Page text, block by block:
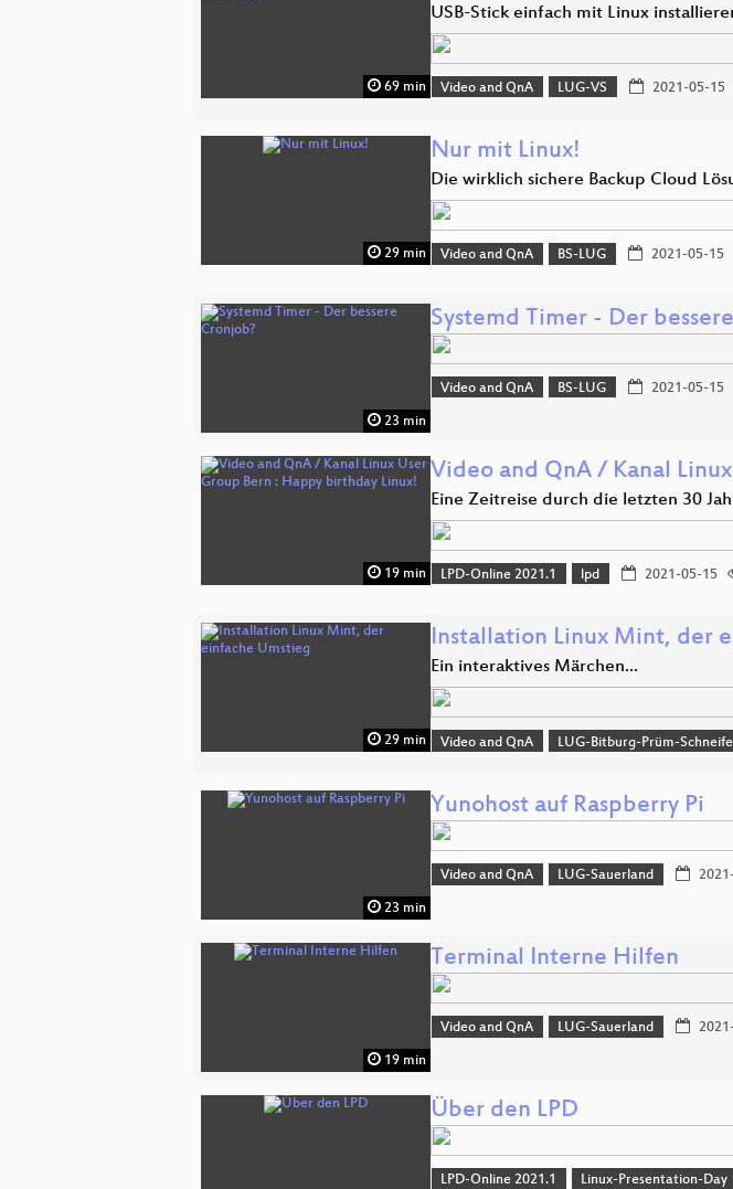
69 min
USB-Stick einfach mit Linux
Video and QnA LUG-VS 2021-05-15
29 min
Nur mit Linux!
Die wirklich sichere Backup Cloud
Video and QnA BS-LUG 2021-05-15
23 min
Systemd Timer - Der
Video and QnA BS-LUG 2021-05-15
19 min
Video and QnA / Kanal
Eine Zeitreise durch die letzten 30
LPD-Online 2021.1 lpd 2021-05-15
29 min
Installation Linux Mint, der
Ein interaktives Märchen...
Video and QnA LUG-Bitburg-Prüm-
23 min
Yunohost auf Raspberry Pi
Video and QnA LUG-Sauerland
19 min
Terminal Interne Hilfen
Video and QnA LUG-Sauerland
Über den LPD
LPD-Online 2021.1 Linux-Presentation-Day